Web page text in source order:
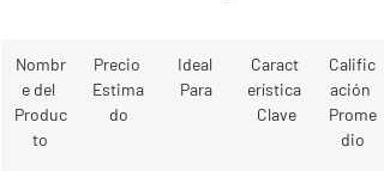
Nombr
e del
Produc
to
Precio
Estima
do
Ideal
Para
Caract
erística
Clave
Calific
ación
Prome
dio